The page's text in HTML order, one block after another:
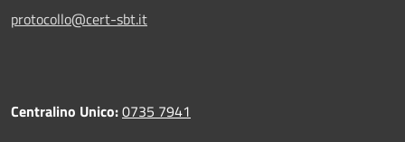
protocollo@cert-sbt.it
Centralino Unico:0735 7941